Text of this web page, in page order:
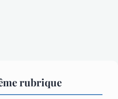
rubrique